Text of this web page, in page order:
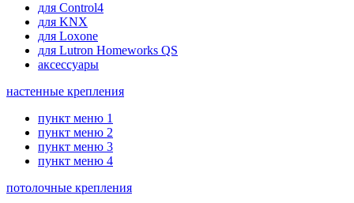
для Control4
для KNX
для Loxone
для Lutron Homeworks QS
аксессуары
настенные крепления
пункт меню 1
пункт меню 2
пункт меню 3
пункт меню 4
потолочные крепления